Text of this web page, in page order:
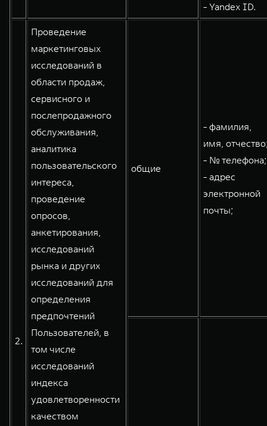
- Yandex ID.
2.
Проведение
маркетинговых
исследований в
области продаж,
сервисного и
послепродажного
обслуживания,
аналитика
пользовательского
интереса,
проведение
опросов,
анкетирования,
исследований
рынка и других
исследований для
определения
предпочтений
Пользователей, в
том числе
исследований
индекса
удовлетворенности
качеством
общие
- фамилия,
имя,
- № телефона;
- адрес
электронной
почты;